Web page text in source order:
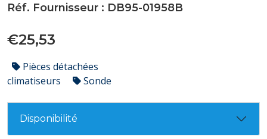
Réf. Fournisseur : DB95-01958B
€25,53
Pièces détachées
climatiseurs
Sonde
Disponibilité